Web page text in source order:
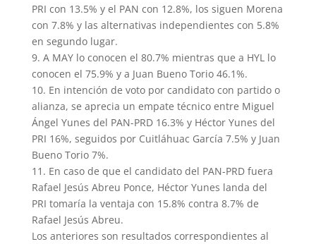
PRI con 13.5% y el PAN con 12.8%, los siguen Morena
con 7.8% y las alternativas independientes con 5.8%
en segundo lugar.
9. A MAY lo conocen el 80.7% mientras que a HYL lo
conocen el 75.9% y a Juan Bueno Torio 46.1%.
10. En intención de voto por candidato con partido o
alianza, se aprecia un empate técnico entre Miguel
Ángel Yunes del PAN-PRD 16.3% y Héctor Yunes del
PRI 16%, seguidos por Cuitláhuac García 7.5% y Juan
Bueno Torio 7%.
11. En caso de que el candidato del PAN-PRD fuera
Rafael Jesús Abreu Ponce, Héctor Yunes landa del
PRI tomaría la ventaja con 15.8% contra 8.7% de
Rafael Jesús Abreu.
Los anteriores son resultados correspondientes al